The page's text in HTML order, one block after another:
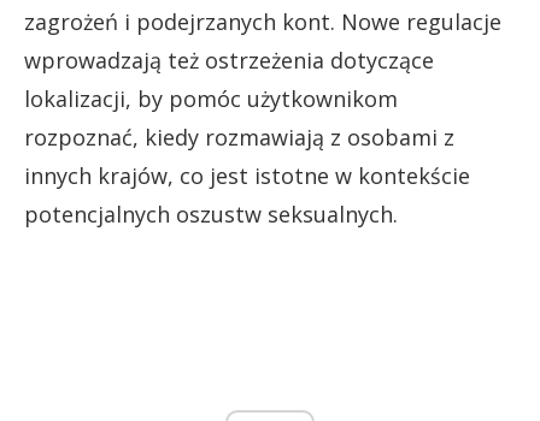
zagrożeń i podejrzanych kont. Nowe regulacje
wprowadzają też ostrzeżenia dotyczące
lokalizacji, by pomóc użytkownikom
rozpoznać, kiedy rozmawiają z osobami z
innych krajów, co jest istotne w kontekście
potencjalnych oszustw seksualnych.